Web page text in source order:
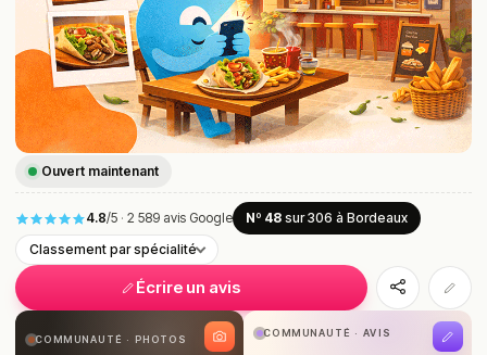
Ouvert maintenant
4.8/5 · 2 589 avis Google Nº 48 sur 306 à Bordeaux
Classement par spécialité
Écrire un avis
COMMUNAUTÉ · PHOTOS
COMMUNAUTÉ · AVIS